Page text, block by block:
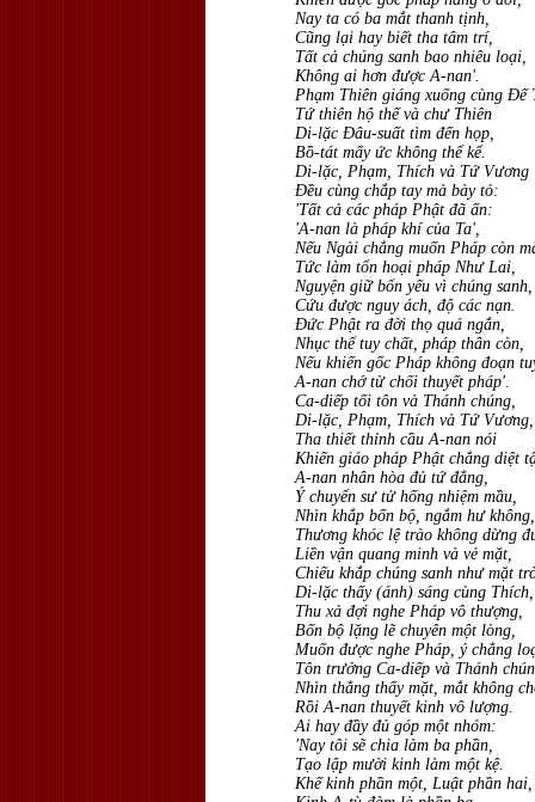
Nay ta có ba mắt thanh tịnh,
Cũng lại hay biết tha tâm trí,
Tất cả chúng sanh bao nhiêu loại,
Không ai hơn được A-nan'.
Phạm Thiên giáng xuống cùng Ðế
Tứ thiên hộ thế và chư Thiên
Di-lặc Ðâu-suất tìm đến họp,
Bồ-tát mấy ức không thể kể.
Di-lặc, Phạm, Thích và Tứ Vương
Ðều cùng chắp tay mà bày tỏ:
'Tất cả các pháp Phật đã ấn:
'A-nan là pháp khí của Ta',
Nếu Ngài chẳng muốn Pháp còn
Tức làm tổn hoại pháp Như Lai,
Nguyện giữ bổn yếu vì chúng sanh,
Cứu được nguy ách, độ các nạn.
Ðức Phật ra đời thọ quá ngắn,
Nhục thể tuy chất, pháp thân còn,
Nếu khiến gốc Pháp không đoạn
A-nan chớ từ chối thuyết pháp'.
Ca-diếp tối tôn và Thánh chúng,
Di-lặc, Phạm, Thích và Tứ Vương,
Tha thiết thỉnh cầu A-nan nói
Khiến giáo pháp Phật chẳng diệt
A-nan nhân hòa đủ tứ đẳng,
Ý chuyển sư tử hống nhiệm mầu,
Nhìn khắp bốn bộ, ngắm hư không,
Thương khóc lệ trào không dừng
Liền vận quang minh và vẻ mặt,
Chiếu khắp chúng sanh như mặt
Di-lặc thấy (ánh) sáng cùng
Thu xả đợi nghe Pháp vô thượng,
Bốn bộ lặng lẽ chuyên một lòng,
Muốn được nghe Pháp, ý chẳng
Tôn trưởng Ca-diếp và Thánh
Nhìn thẳng thấy mặt, mắt không
Rồi A-nan thuyết kinh vô lượng.
Ai hay đầy đủ góp một nhóm:
'Nay tôi sẽ chia làm ba phần,
Tạo lập mười kinh làm một kệ.
Khế kinh phần một, Luật phần hai,